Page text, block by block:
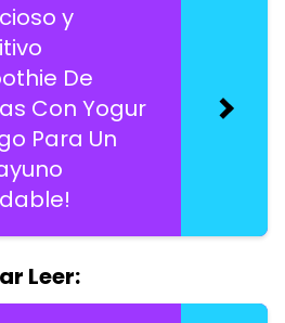
y
De
Con Yogur
Para Un
Leer: